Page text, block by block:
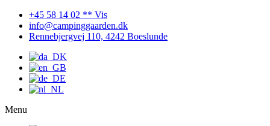
+45 58 14 02 ** Vis
info@campinggaarden.dk
Rennebjergvej 110, 4242 Boeslunde
Menu